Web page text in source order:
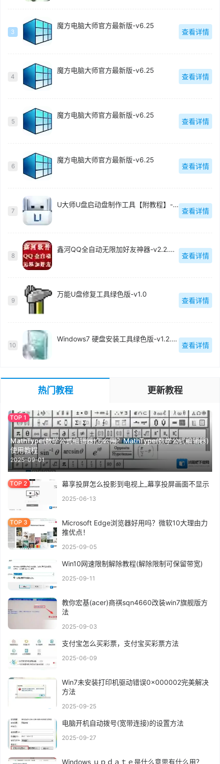
3
魔方电脑大师官方最新版-v6.25
查看详情
4
魔方电脑大师官方最新版-v6.25
查看详情
5
魔方电脑大师官方最新版-v6.25
查看详情
6
魔方电脑大师官方最新版-v6.25
查看详情
7
U大师U盘启动盘制作工具【附教程】-v【】
查看详情
8
鑫河QQ全自动无限加好友神器-v2.2.3.6
查看详情
9
万能U盘修复工具绿色版-v1.0
查看详情
10
Windows7 硬盘安装工具绿色版-v1.2.0.62
查看详情
热门教程 更新教程
MathType(数学公式编辑器)怎么用？MathType(数学公式编辑器)
使用教程
2025-09-01
幕享投屏怎么投影到电视上_幕享投屏画面不显示
2025-06-13
Microsoft Edge浏览器好用吗？微软10大理由力
推优点！
2025-09-05
Win10网速限制解除教程(解除限制可保留带宽)
2025-09-11
教你宏基(acer)商祺sqn4660改装win7旗舰版方
法
2025-09-03
支付宝怎么买彩票，支付宝买彩票方法
2025-06-09
Win7未安装打印机驱动错误0x000002完美解决
方法
2025-09-25
电脑开机自动拨号(宽带连接)的设置方法
2025-09-27
Windows ｕｐｄａｔｅ是什么意思有什么用？